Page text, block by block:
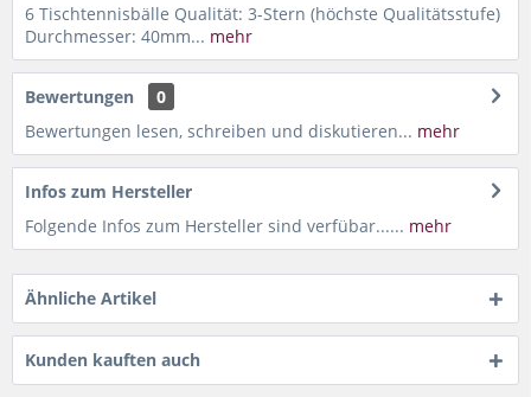
6 Tischtennisbälle Qualität: 3-Stern (höchste Qualitätsstufe)
Durchmesser: 40mm... mehr
Bewertungen
0
Bewertungen lesen, schreiben und diskutieren... mehr
Infos zum Hersteller
Folgende Infos zum Hersteller sind verfübar...... mehr
Ähnliche Artikel
Kunden kauften auch